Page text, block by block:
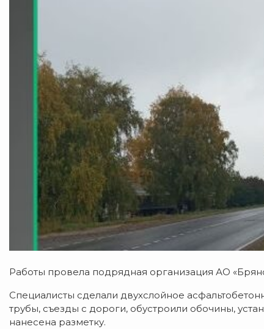
Работы провела подрядная организация АО
Специалисты сделали двухслойное
трубы, съезды с дороги, обустроили обочины,
нанесена разметку.